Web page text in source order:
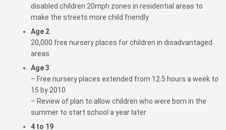
disabled children 20mph zones in residential areas to
make the streets more child friendly
Age 2
20,000 free nursery places for children in disadvantaged
areas
Age 3
– Free nursery places extended from 12.5 hours a week to
15 by 2010
– Review of plan to allow children who were born in the
summer to start school a year later
4 to 19